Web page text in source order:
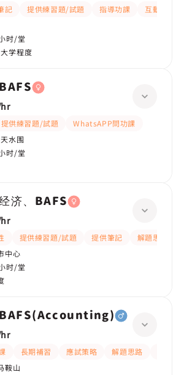
記 提供練習題/試題 指導功課
互動教學
时/堂
学程度
hr
提供練習題/試題
WhatsAPP問功課
水围
时/堂
济、BAFS
hr
提供練習題/試題 提供筆記 解題思路
中心
时/堂
hr
長期補習 應試策略 解題思路
鞍山